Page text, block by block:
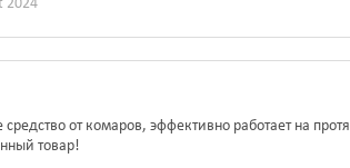
2024
средство от комаров, эффективно работает на
товар!